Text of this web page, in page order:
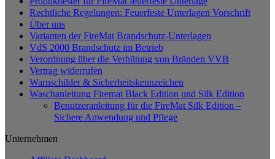
Rechtliche Regelungen: Feuerfeste Unterlagen Vorschrift
Über uns
Varianten der FireMat Brandschutz-Unterlagen
VdS 2000 Brandschutz im Betrieb
Verordnung über die Verhütung von Bränden VVB
Vertrag widerrufen
Warnschilder & Sicherheitskennzeichen
Waschanleitung Firemat Black Edition und Silk Edition
Benutzeranleitung für die FireMat Silk Edition –
Sichere Anwendung und Pflege
Unternehmen